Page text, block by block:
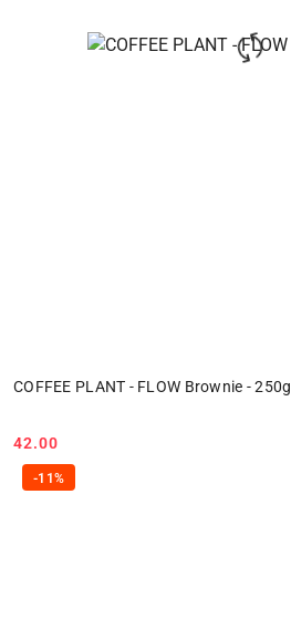
COFFEE PLANT - FLOW Brownie - 250g
Cena:
42.00
-11%